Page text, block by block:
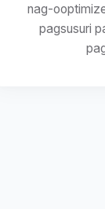
nag-
pagsusuri